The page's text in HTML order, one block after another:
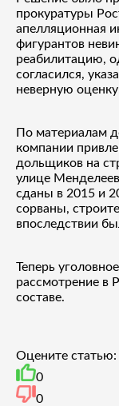
прокуратуры
апелляционная
фигурантов
реабилитацию,
согласился,
неверную оценку
По материалам
компании
дольщиков на
улице
сданы в 2015 и
сорваны,
впоследствии
Теперь
рассмотрение в
составе.
Оцените статью:
0
0